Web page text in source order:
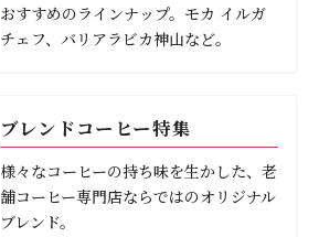
おすすめのラインナップ。モカ イルガ
チェフ、バリアラビカ神山など。
ブレンドコーヒー特集
様々なコーヒーの持ち味を生かした、老
舗コーヒー専門店ならではのオリジナル
ブレンド。